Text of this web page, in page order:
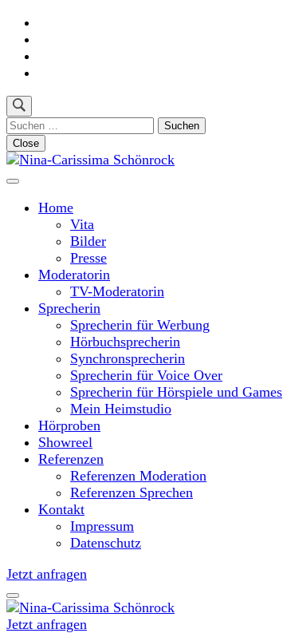
Skip
content
(Press
Suchen
nach:
Close
Nina-Carissima Schönrock
Home
Vita
Bilder
Presse
Moderatorin
TV-Moderatorin
Sprecherin
Sprecherin für Werbung
Hörbuchsprecherin
Synchronsprecherin
Sprecherin für Voice Over
Sprecherin für Hörspiele und Games
Mein Heimstudio
Hörproben
Showreel
Referenzen
Referenzen Moderation
Referenzen Sprechen
Kontakt
Impressum
Datenschutz
Jetzt anfragen
Jetzt anfragen